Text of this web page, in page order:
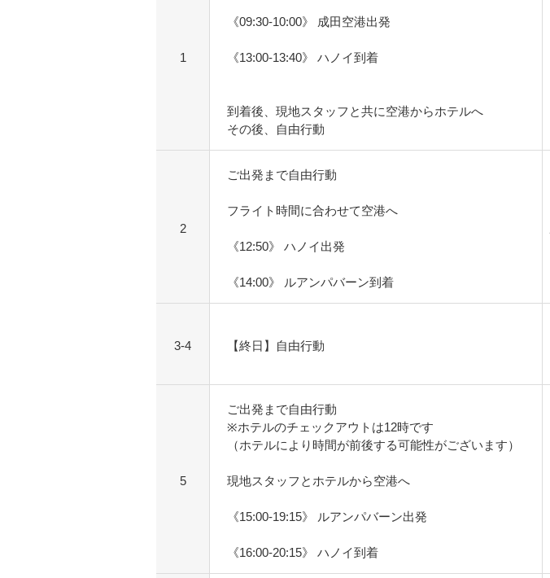
1
《09:30-10:00》 成田空港出発
《13:00-13:40》 ハノイ到着
到着後、現地スタッフと共に空港からホテルへ
その後、自由行動
2
ご出発まで自由行動
フライト時間に合わせて空港へ
《12:50》 ハノイ出発
《14:00》 ルアンパバーン到着
3-4 【終日】自由行動
5
ご出発まで自由行動
※ホテルのチェックアウトは12時です
（ホテルにより時間が前後する可能性がございます）
現地スタッフとホテルから空港へ
《15:00-19:15》 ルアンパバーン出発
《16:00-20:15》 ハノイ到着